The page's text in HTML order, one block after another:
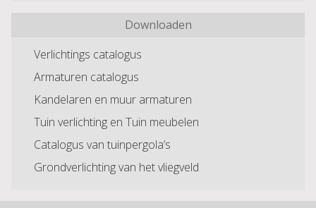
Downloaden
Verlichtings catalogus
Armaturen catalogus
Kandelaren en muur armaturen
Tuin verlichting en Tuin meubelen
Catalogus van tuinpergola’s
Grondverlichting van het vliegveld